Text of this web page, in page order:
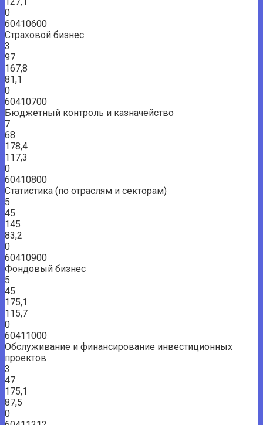
0
60410600
Страховой бизнес
3
97
167,8
81,1
0
60410700
Бюджетный контроль и казначейство
7
68
178,4
117,3
0
60410800
Статистика (по отраслям и секторам)
5
45
145
83,2
0
60410900
Фондовый бизнес
5
45
175,1
115,7
0
60411000
Обслуживание и финансирование инвестиционных
проектов
3
47
175,1
87,5
0